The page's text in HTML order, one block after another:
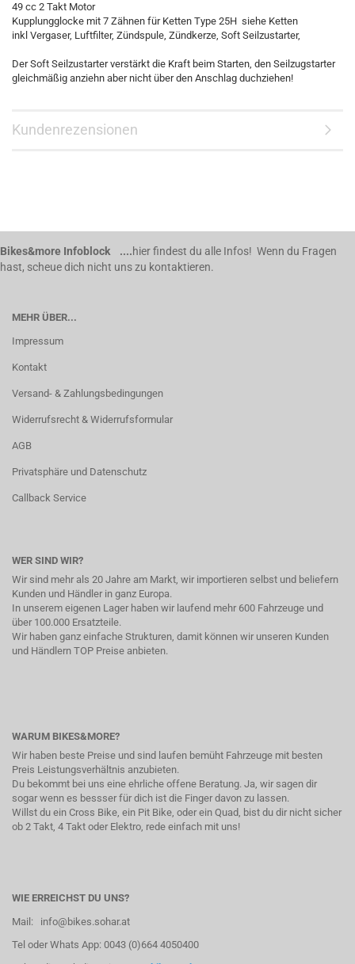
49 cc 2 Takt Motor
Kupplungglocke mit 7 Zähnen für Ketten Type 25H siehe Ketten
inkl Vergaser, Luftfilter, Zündspule, Zündkerze, Soft Seilzustarter,
Der Soft Seilzustarter verstärkt die Kraft beim Starten, den Seilzugstarter
gleichmäßig anziehn aber nicht über den Anschlag duchziehen!
Kundenrezensionen
Bikes&more Infoblock ....hier findest du alle Infos! Wenn du Fragen
hast, scheue dich nicht uns zu kontaktieren.
MEHR ÜBER...
Impressum
Kontakt
Versand- & Zahlungsbedingungen
Widerrufsrecht & Widerrufsformular
AGB
Privatsphäre und Datenschutz
Callback Service
WER SIND WIR?
Wir sind mehr als 20 Jahre am Markt, wir importieren selbst und beliefern
Kunden und Händler in ganz Europa.
In unserem eigenen Lager haben wir laufend mehr 600 Fahrzeuge und
über 100.000 Ersatzteile.
Wir haben ganz einfache Strukturen, damit können wir unseren Kunden
und Händlern TOP Preise anbieten.
WARUM BIKES&MORE?
Wir haben beste Preise und sind laufen bemüht Fahrzeuge mit besten
Preis Leistungsverhältnis anzubieten.
Du bekommt bei uns eine ehrliche offene Beratung. Ja, wir sagen dir
sogar wenn es bessser für dich ist die Finger davon zu lassen.
Willst du ein Cross Bike, ein Pit Bike, oder ein Quad, bist du dir nicht sicher
ob 2 Takt, 4 Takt oder Elektro, rede einfach mit uns!
WIE ERREICHST DU UNS?
Mail: info@bikes.sohar.at
Tel oder Whats App: 0043 (0)664 4050400